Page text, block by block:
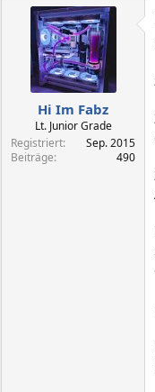
s
t
e
l
l
t
a
m
Hi Im Fabz
Lt. Junior Grade
Registriert
Sep. 2015
Beiträge
490